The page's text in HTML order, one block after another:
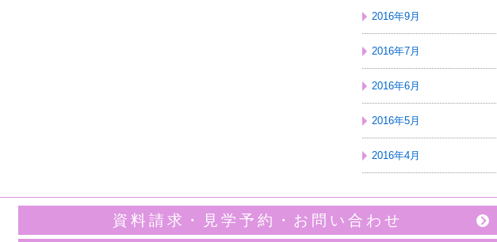
2016年9月
2016年7月
2016年6月
2016年5月
2016年4月
資料請求・見学予約・お問い合わせ